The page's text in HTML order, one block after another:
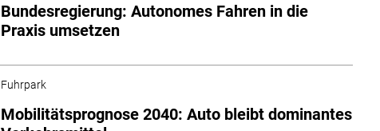
Bundesregierung: Autonomes Fahren in die
Praxis umsetzen
Fuhrpark
Mobilitätsprognose 2040: Auto bleibt dominantes